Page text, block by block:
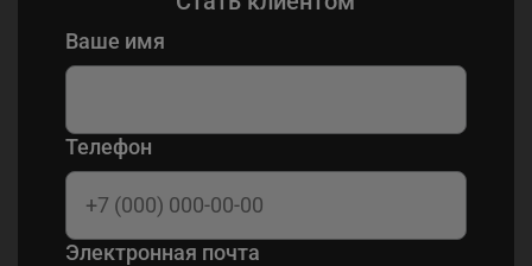
Ваше имя
Телефон
Электронная почта